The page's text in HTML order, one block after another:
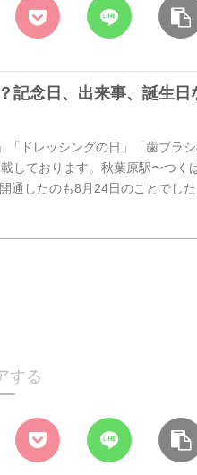
記念日、出来事、誕生日
「ドレッシングの日」「歯ブラ
しております。秋葉原駅〜つく
通したのも8月24日のことでし
する